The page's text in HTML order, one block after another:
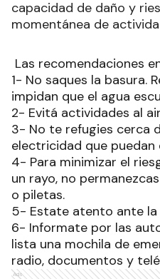
capacidad de daño y
momentánea de
Las recomendaciones
1- No saques la basura.
impidan que el agua
2- Evitá actividades al
3- No te refugies cerca
electricidad que puedan
4- Para minimizar el
un rayo, no
o piletas.
5- Estate atento ante la
6- Informate por las
lista una mochila de
radio, documentos y
Ads